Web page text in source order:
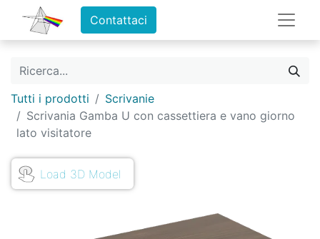
Contattaci
Tutti i prodotti
Scrivanie
Scrivania Gamba U con cassettiera e vano giorno
lato visitatore
Load 3D Model